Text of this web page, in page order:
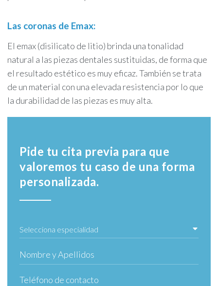
Las coronas de Emax:
El emax (disilicato de litio) brinda una tonalidad
natural a las piezas dentales sustituidas, de forma que
el resultado estético es muy eficaz. También se trata
de un material con una elevada resistencia por lo que
la durabilidad de las piezas es muy alta.
Pide tu cita previa para que
valoremos tu caso de una forma
personalizada.